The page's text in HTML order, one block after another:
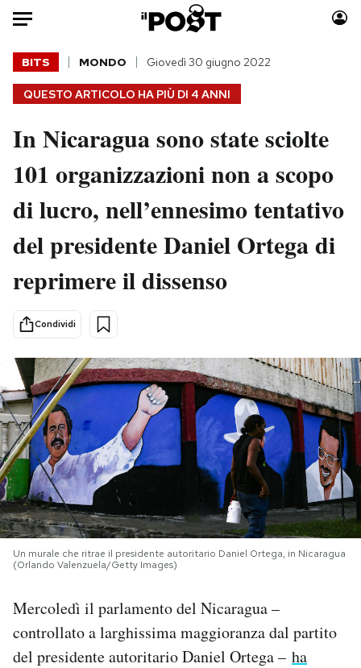
Auto
HOME
Italia
Politica
Tecnologia
Scienza
Cultura
Sport
Moda
Consumismi
Storie/Idee
Media
PODCAST
NEWSLETTER
I MIEI PREFERITI
SHOP
CALENDARIO
AREA PERSONALE
QUESTO ARTICOLO HA PIÙ DI 4 ANNI
BITS MONDO Giovedì 30 giugno 2022
In Nicaragua sono state sciolte
101 organizzazioni non a scopo
di lucro, nell’ennesimo tentativo
del presidente Daniel Ortega di
reprimere il dissenso
Condividi
Un murale che ritrae il presidente autoritario Daniel Ortega, in Nicaragua
(Orlando Valenzuela/Getty Images)
Mercoledì il parlamento del Nicaragua –
controllato a larghissima maggioranza dal partito
del presidente autoritario Daniel Ortega – ha